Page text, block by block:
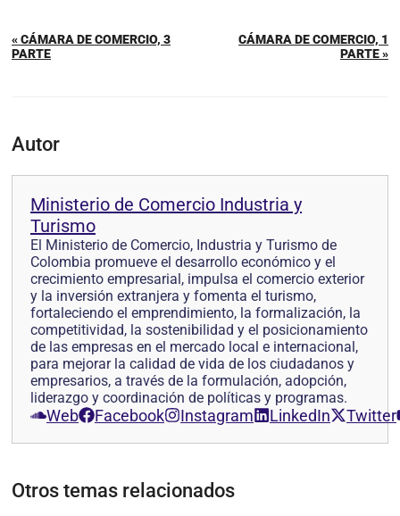
« CÁMARA DE COMERCIO, 3
PARTE
CÁMARA DE COMERCIO, 1
PARTE »
Autor
Ministerio de Comercio Industria y
Turismo
El Ministerio de Comercio, Industria y Turismo de
Colombia promueve el desarrollo económico y el
crecimiento empresarial, impulsa el comercio exterior
y la inversión extranjera y fomenta el turismo,
fortaleciendo el emprendimiento, la formalización, la
competitividad, la sostenibilidad y el posicionamiento
de las empresas en el mercado local e internacional,
para mejorar la calidad de vida de los ciudadanos y
empresarios, a través de la formulación, adopción,
liderazgo y coordinación de políticas y programas.
Web Facebook Instagram LinkedIn Twitter
Otros temas relacionados